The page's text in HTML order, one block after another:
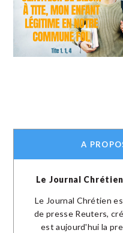
A
Le Journal
Le Journal Chrétien
de presse Reuters,
est aujourd'hui la